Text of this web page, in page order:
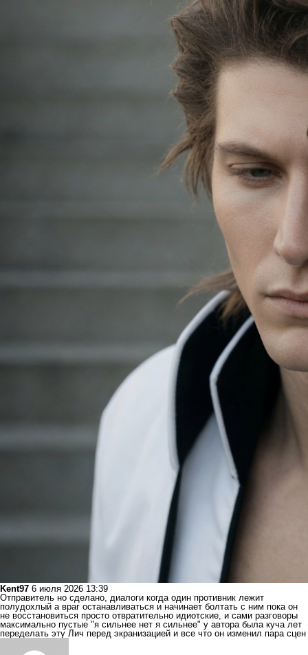
Kent97 6 июля 2026 13:39
Отправитель но сделано, диалоги когда один противник лежит
полудохлый а враг останавливаться и начинает болтать с ним пока он
не восстановиться просто отвратительно идиотские, и сами разговоры
максимально пустые "я сильнее нет я сильнее" у автора была куча лет
переделать эту Лич перед экранизацией и все что он изменил пара сцен